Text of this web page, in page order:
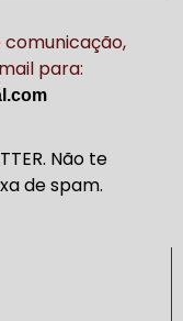
comunicação,
para:
Não te
de spam.